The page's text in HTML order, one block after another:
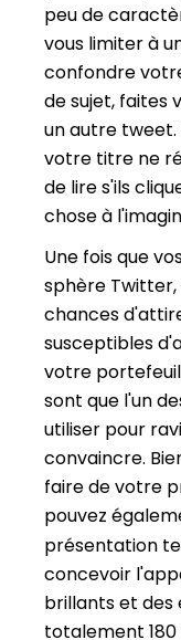
peu de
vous limiter à
confondre
de sujet, faites
un autre
votre titre ne
de lire s'ils
chose à
Une fois que
sphère
chances
susceptibles
votre
sont que l'un
utiliser pour
convaincre.
faire de votre
pouvez
présentation
concevoir
brillants et des
totalement